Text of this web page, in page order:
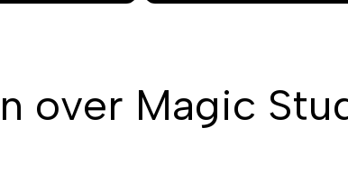
up routine. Het
look te
over Magic